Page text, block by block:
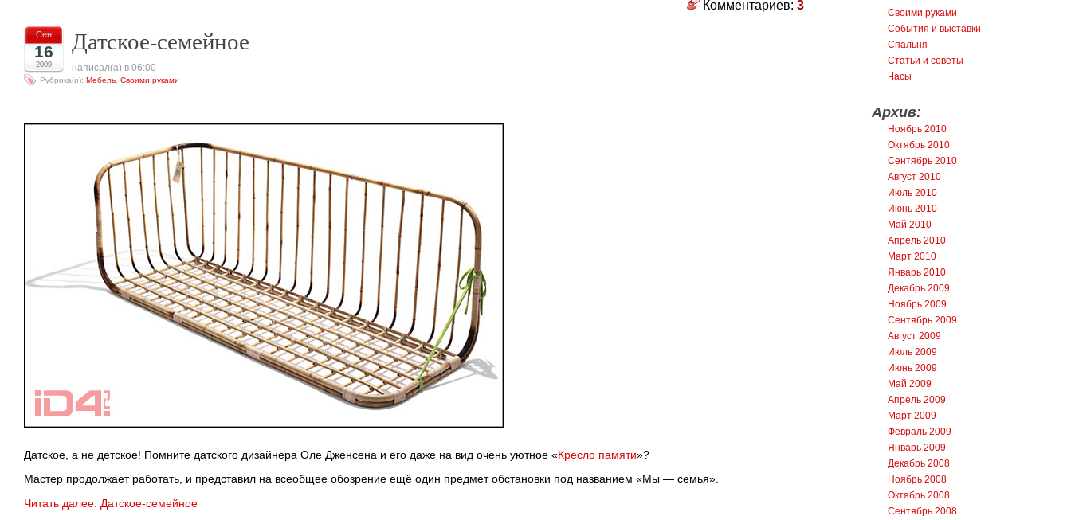
Комментариев: 3
Сен
16
2009
Датское-семейное
написал(а) в 06:00
Рубрика(и): Мебель, Своими руками
Датское, а не детское! Помните датского дизайнера Оле Дженсена и его даже на вид очень уютное «Кресло памяти»?
Мастер продолжает работать, и представил на всеобщее обозрение ещё один предмет обстановки под названием «Мы — семья».
Читать далее: Датское-семейное
Своими руками
События и выставки
Спальня
Статьи и советы
Часы
Архив:
Ноябрь 2010
Октябрь 2010
Сентябрь 2010
Август 2010
Июль 2010
Июнь 2010
Май 2010
Апрель 2010
Март 2010
Январь 2010
Декабрь 2009
Ноябрь 2009
Сентябрь 2009
Август 2009
Июль 2009
Июнь 2009
Май 2009
Апрель 2009
Март 2009
Февраль 2009
Январь 2009
Декабрь 2008
Ноябрь 2008
Октябрь 2008
Сентябрь 2008